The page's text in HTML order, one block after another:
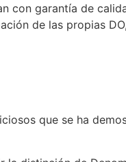
con garantía de
de las propias
que se ha